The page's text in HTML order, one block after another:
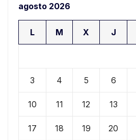
agosto 2026
L M X J
3 4 5 6
10 11 12 13
17 18 19 20